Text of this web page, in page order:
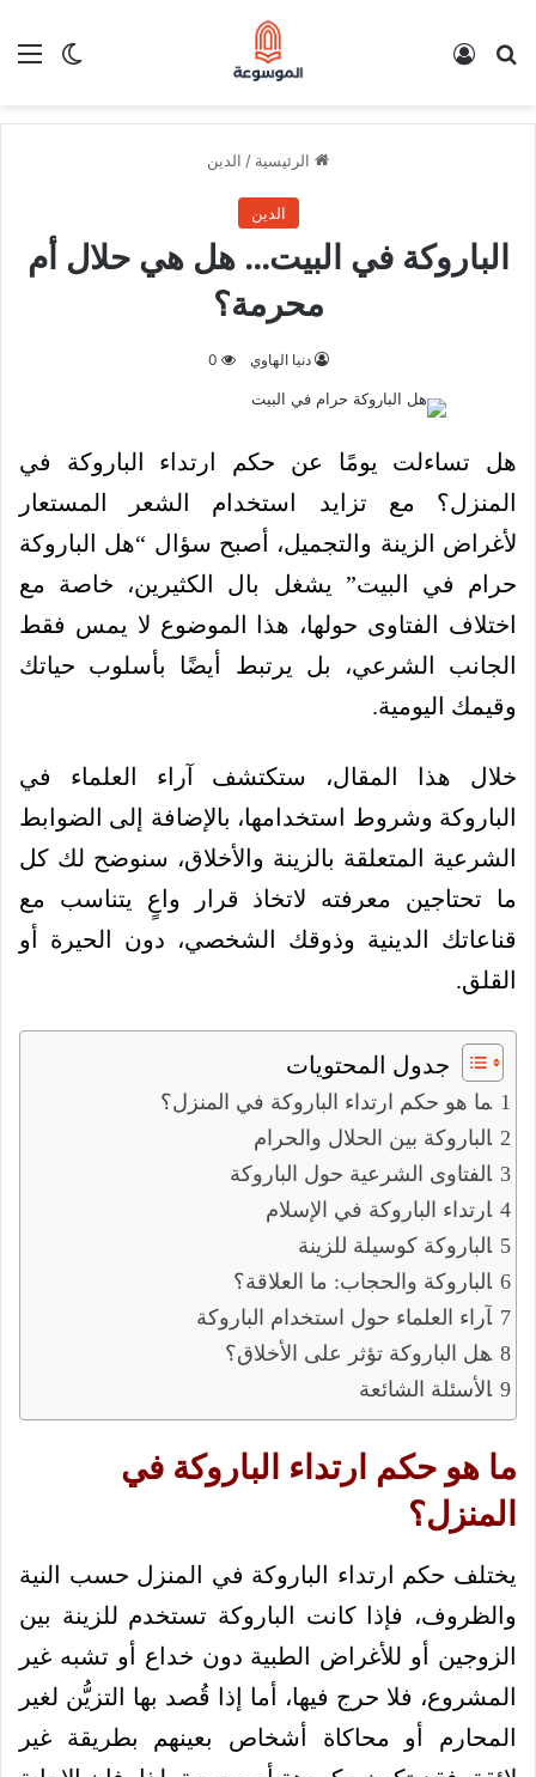
الوضع بحث عن
الرئيسية / الدين
الدين
الباروكة في البيت… هل هي حلال أم
محرمة؟
دنيا الهاوي 0
هل تساءلت يومًا عن حكم ارتداء الباروكة في
المنزل؟ مع تزايد استخدام الشعر المستعار
لأغراض الزينة والتجميل، أصبح سؤال “هل الباروكة
حرام في البيت” يشغل بال الكثيرين، خاصة مع
اختلاف الفتاوى حولها، هذا الموضوع لا يمس فقط
الجانب الشرعي، بل يرتبط أيضًا بأسلوب حياتك
وقيمك اليومية.
خلال هذا المقال، ستكتشف آراء العلماء في
الباروكة وشروط استخدامها، بالإضافة إلى الضوابط
الشرعية المتعلقة بالزينة والأخلاق، سنوضح لك كل
ما تحتاجين معرفته لاتخاذ قرار واعٍ يتناسب مع
قناعاتك الدينية وذوقك الشخصي، دون الحيرة أو
القلق.
جدول المحتويات
ما هو حكم ارتداء الباروكة في المنزل؟
الباروكة بين الحلال والحرام
الفتاوى الشرعية حول الباروكة
ارتداء الباروكة في الإسلام
الباروكة كوسيلة للزينة
الباروكة والحجاب: ما العلاقة؟
آراء العلماء حول استخدام الباروكة
هل الباروكة تؤثر على الأخلاق؟
الأسئلة الشائعة
ما هو حكم ارتداء الباروكة في
المنزل؟
يختلف حكم ارتداء الباروكة في المنزل حسب النية
والظروف، فإذا كانت الباروكة تستخدم للزينة بين
الزوجين أو للأغراض الطبية دون خداع أو تشبه غير
المشروع، فلا حرج فيها، أما إذا قُصد بها التزيُّن لغير
المحارم أو محاكاة أشخاص بعينهم بطريقة غير